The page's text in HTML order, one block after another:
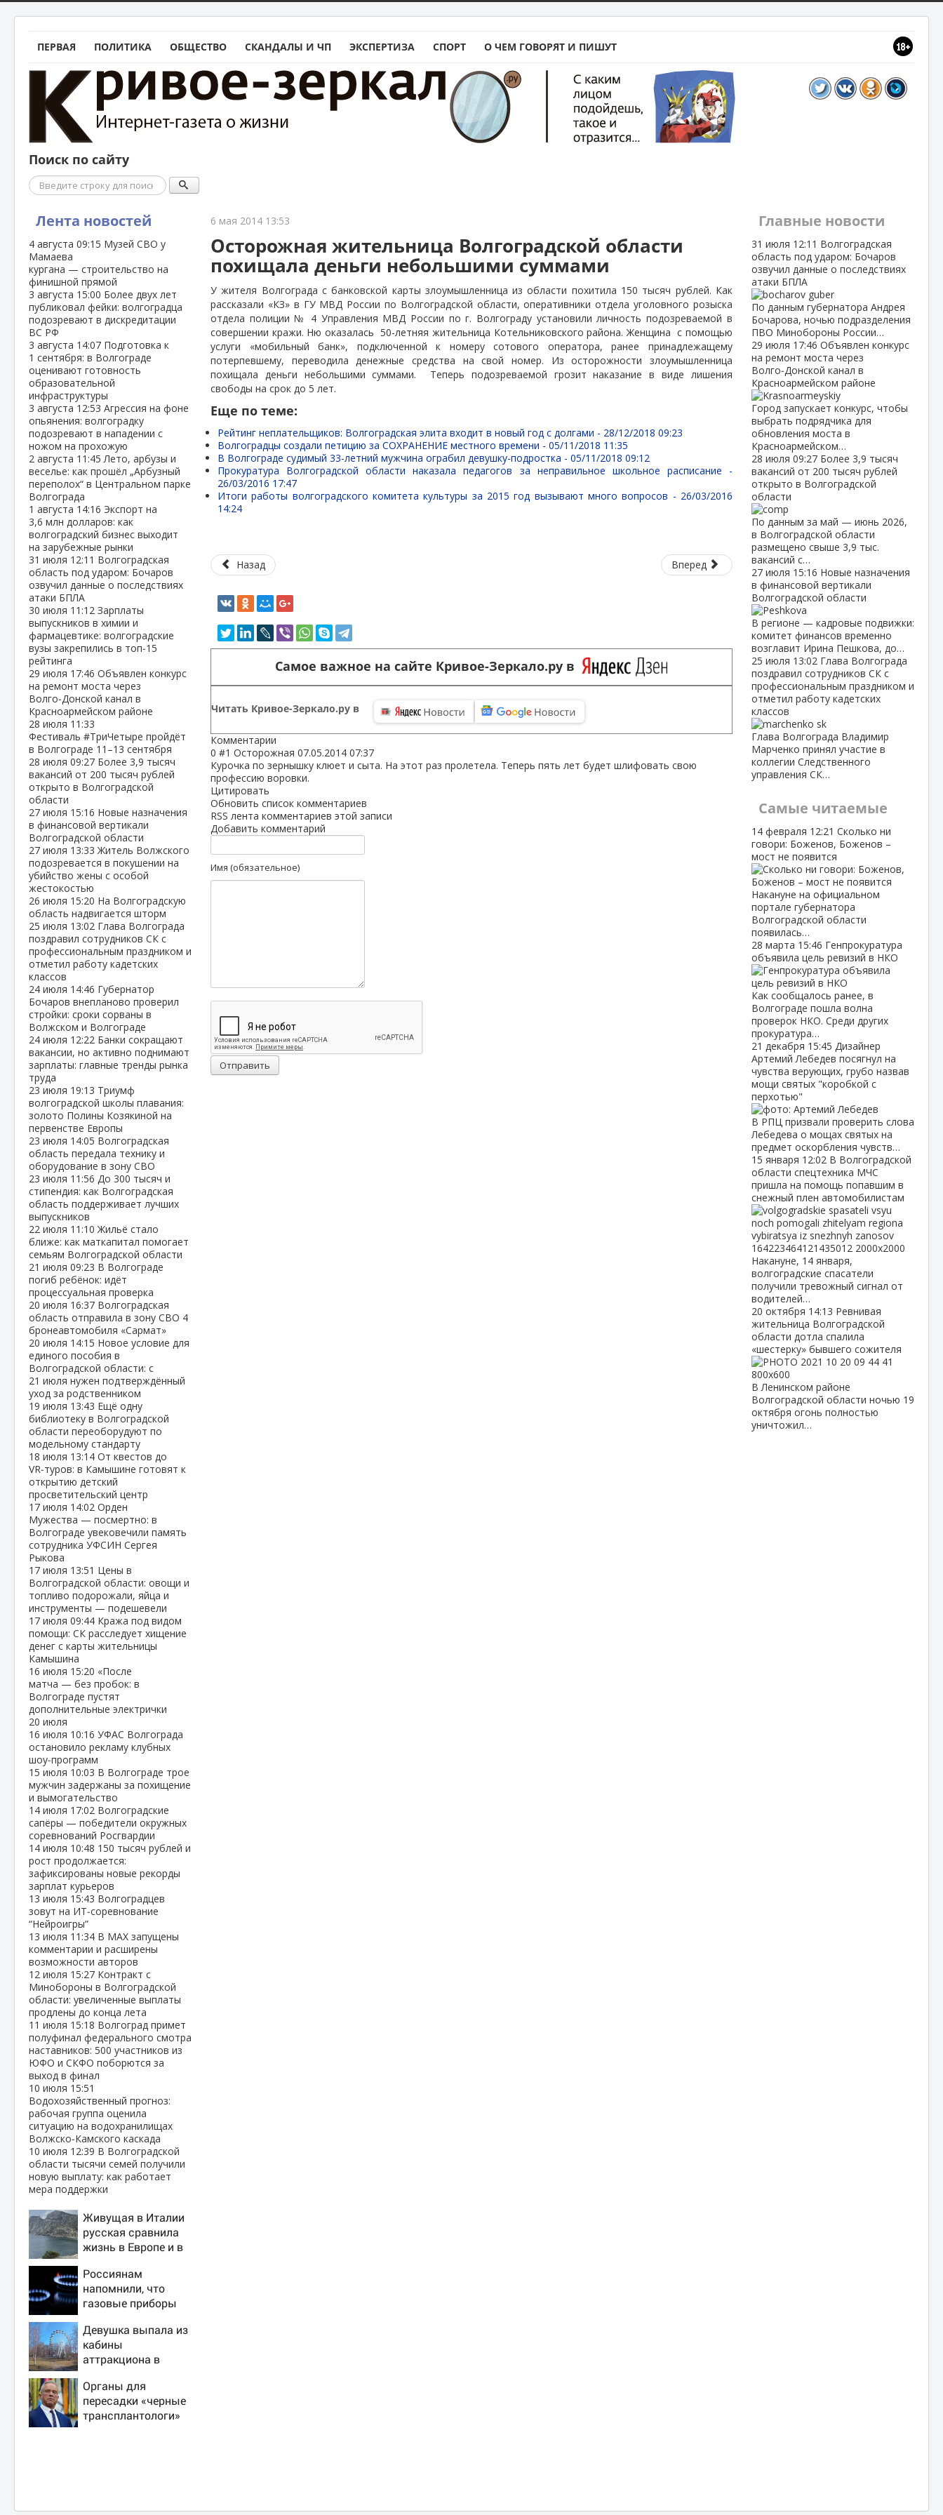
ПЕРВАЯ ПОЛИТИКА ОБЩЕСТВО СКАНДАЛЫ И ЧП ЭКСПЕРТИЗА СПОРТ О ЧЕМ ГОВОРЯТ И ПИШУТ
Поиск по сайту
Поиск
Лента новостей
4 августа 09:15 Музей СВО у
Мамаева
кургана — строительство на
финишной прямой
3 августа 15:00 Более двух лет
публиковал фейки: волгоградца
подозревают в дискредитации
ВС РФ
3 августа 14:07 Подготовка к
1 сентября: в Волгограде
оценивают готовность
образовательной
инфраструктуры
3 августа 12:53 Агрессия на фоне
опьянения: волгоградку
подозревают в нападении с
ножом на прохожую
2 августа 11:45Лето, арбузы и
веселье: как прошёл „Арбузный
переполох“ в Центральном парке
Волгограда
1 августа 14:16 Экспорт на
3,6 млн долларов: как
волгоградский бизнес выходит
на зарубежные рынки
31 июля 12:11 Волгоградская
область под ударом: Бочаров
озвучил данные о последствиях
атаки БПЛА
30 июля 11:12 Зарплаты
выпускников в химии и
фармацевтике: волгоградские
вузы закрепились в топ‑15
рейтинга
29 июля 17:46 Объявлен конкурс
на ремонт моста через
Волго‑Донской канал в
Красноармейском районе
28 июля 11:33
Фестиваль #ТриЧетыре пройдёт
в Волгограде 11–13 сентября
28 июля 09:27 Более 3,9 тысяч
вакансий от 200 тысяч рублей
открыто в Волгоградской
области
27 июля 15:16 Новые назначения
в финансовой вертикали
Волгоградской области
27 июля 13:33Житель Волжского
подозревается в покушении на
убийство жены с особой
жестокостью
26 июля 15:20 На Волгоградскую
область надвигается шторм
25 июля 13:02 Глава Волгограда
поздравил сотрудников СК с
профессиональным праздником и
отметил работу кадетских
классов
24 июля 14:46 Губернатор
Бочаров внепланово проверил
стройки: сроки сорваны в
Волжском и Волгограде
24 июля 12:22 Банки сокращают
вакансии, но активно поднимают
зарплаты: главные тренды рынка
труда
23 июля 19:13 Триумф
волгоградской школы плавания:
золото Полины Козякиной на
первенстве Европы
23 июля 14:05 Волгоградская
область передала технику и
оборудование в зону СВО
23 июля 11:56 До 300 тысяч и
стипендия: как Волгоградская
область поддерживает лучших
выпускников
22 июля 11:10Жильё стало
ближе: как маткапитал помогает
семьям Волгоградской области
21 июля 09:23 В Волгограде
погиб ребёнок: идёт
процессуальная проверка
20 июля 16:37 Волгоградская
область отправила в зону СВО 4
бронеавтомобиля «Сармат»
20 июля 14:15 Новое условие для
единого пособия в
Волгоградской области: с
21 июля нужен подтверждённый
уход за родственником
19 июля 13:43 Ещё одну
библиотеку в Волгоградской
области переоборудуют по
модельному стандарту
18 июля 13:14 От квестов до
VR‑туров: в Камышине готовят к
открытию детский
просветительский центр
17 июля 14:02 Орден
Мужества — посмертно: в
Волгограде увековечили память
сотрудника УФСИН Сергея
Рыкова
17 июля 13:51 Цены в
Волгоградской области: овощи и
топливо подорожали, яйца и
инструменты — подешевели
17 июля 09:44 Кража под видом
помощи: СК расследует хищение
денег с карты жительницы
Камышина
16 июля 15:20 «После
матча — без пробок: в
Волгограде пустят
дополнительные электрички
20 июля
16 июля 10:16 УФАС Волгограда
остановило рекламу клубных
шоу‑программ
15 июля 10:03 В Волгограде трое
мужчин задержаны за похищение
и вымогательство
14 июля 17:02 Волгоградские
сапёры — победители окружных
соревнований Росгвардии
14 июля 10:48 150 тысяч рублей и
рост продолжается:
зафиксированы новые рекорды
зарплат курьеров
13 июля 15:43 Волгоградцев
зовут на ИТ‑соревнование
“Нейроигры”
13 июля 11:34 В МАХ запущены
комментарии и расширены
возможности авторов
12 июля 15:27 Контракт с
Минобороны в Волгоградской
области: увеличенные выплаты
продлены до конца лета
11 июля 15:18 Волгоград примет
полуфинал федерального смотра
наставников: 500 участников из
ЮФО и СКФО поборются за
выход в финал
10 июля 15:51
Водохозяйственный прогноз:
рабочая группа оценила
ситуацию на водохранилищах
Волжско‑Камского каскада
10 июля 12:39 В Волгоградской
области тысячи семей получили
новую выплату: как работает
мера поддержки
Живущая в Италии
русская сравнила
жизнь в Европе и в
Россиянам
напомнили, что
газовые приборы
ремонтировать
самостоятельно
Девушка выпала из
кабины
аттракциона в
Органы для
пересадки «черные
трансплантологи»
6 мая 2014 13:53
Осторожная жительница Волгоградской области
похищала деньги небольшими суммами
У жителя Волгограда с банковской карты злоумышленница из области похитила 150 тысяч рублей. Как
рассказали «КЗ» в ГУ МВД России по Волгоградской области, оперативники отдела уголовного розыска
отдела полиции № 4 Управления МВД России по г. Волгограду установили личность подозреваемой в
совершении кражи. Ню оказалась 50-летняя жительница Котельниковского района. Женщина с помощью
услуги «мобильный банк», подключенной к номеру сотового оператора, ранее принадлежащему
потерпевшему, переводила денежные средства на свой номер. Из осторожности злоумышленница
похищала деньги небольшими суммами.
Теперь подозреваемой грозит наказание в виде лишения
свободы на срок до 5 лет.
Еще по теме:
Рейтинг неплательщиков: Волгоградская элита входит в новый год с долгами - 28/12/2018 09:23
Волгоградцы создали петицию за СОХРАНЕНИЕ местного времени -05/11/2018 11:35
В Волгограде судимый 33-летний мужчина ограбил девушку-подростка -05/11/2018 09:12
Прокуратура Волгоградской области наказала педагогов за неправильное школьное расписание -
26/03/2016 17:47
Итоги работы волгоградского комитета культуры за 2015 год вызывают много вопросов - 26/03/2016
14:24
Назад Вперед
Самое важное на сайте Кривое-Зеркало.ру в
Читать Кривое-Зеркало.ру в
Комментарии
0 #1 Осторожная 07.05.2014 07:37
Курочка по зернышку клюет и сыта. На этот раз пролетела. Теперь пять лет будет шлифовать свою
профессию воровки.
Цитировать
Обновить список комментариев
RSS лента комментариев этой записи
Добавить комментарий
Имя (обязательное)
Отправить
Главные новости
31 июля 12:11 Волгоградская
область под ударом: Бочаров
озвучил данные о последствиях
атаки БПЛА
По данным губернатора Андрея
Бочарова, ночью подразделения
ПВО Минобороны России…
29 июля 17:46 Объявлен конкурс
на ремонт моста через
Волго‑Донской канал в
Красноармейском районе
Город запускает конкурс, чтобы
выбрать подрядчика для
обновления моста в
Красноармейском…
28 июля 09:27 Более 3,9 тысяч
вакансий от 200 тысяч рублей
открыто в Волгоградской
области
По данным за май — июнь 2026,
в Волгоградской области
размещено свыше 3,9 тыс.
вакансий с…
27 июля 15:16 Новые назначения
в финансовой вертикали
Волгоградской области
В регионе — кадровые подвижки:
комитет финансов временно
возглавит Ирина Пешкова, до…
25 июля 13:02 Глава Волгограда
поздравил сотрудников СК с
профессиональным праздником и
отметил работу кадетских
классов
Глава Волгограда Владимир
Марченко принял участие в
коллегии Следственного
управления СК…
Самые читаемые
14 февраля 12:21 Сколько ни
говори: Боженов, Боженов –
мост не появится
Накануне на официальном
портале губернатора
Волгоградской области
появилась…
28 марта 15:46 Генпрокуратура
объявила цель ревизий в НКО
Как сообщалось ранее, в
Волгограде пошла волна
проверок НКО. Среди других
прокуратура…
21 декабря 15:45 Дизайнер
Артемий Лебедев посягнул на
чувства верующих, грубо назвав
мощи святых "коробкой с
перхотью"
В РПЦ призвали проверить слова
Лебедева о мощах святых на
предмет оскорбления чувств…
15 января 12:02 В Волгоградской
области спецтехника МЧС
пришла на помощь попавшим в
снежный плен автомобилистам
Накануне, 14 января,
волгоградские спасатели
получили тревожный сигнал от
водителей…
20 октября 14:13 Ревнивая
жительница Волгоградской
области дотла спалила
«шестерку» бывшего сожителя
В Ленинском районе
Волгоградской области ночью 19
октября огонь полностью
уничтожил…